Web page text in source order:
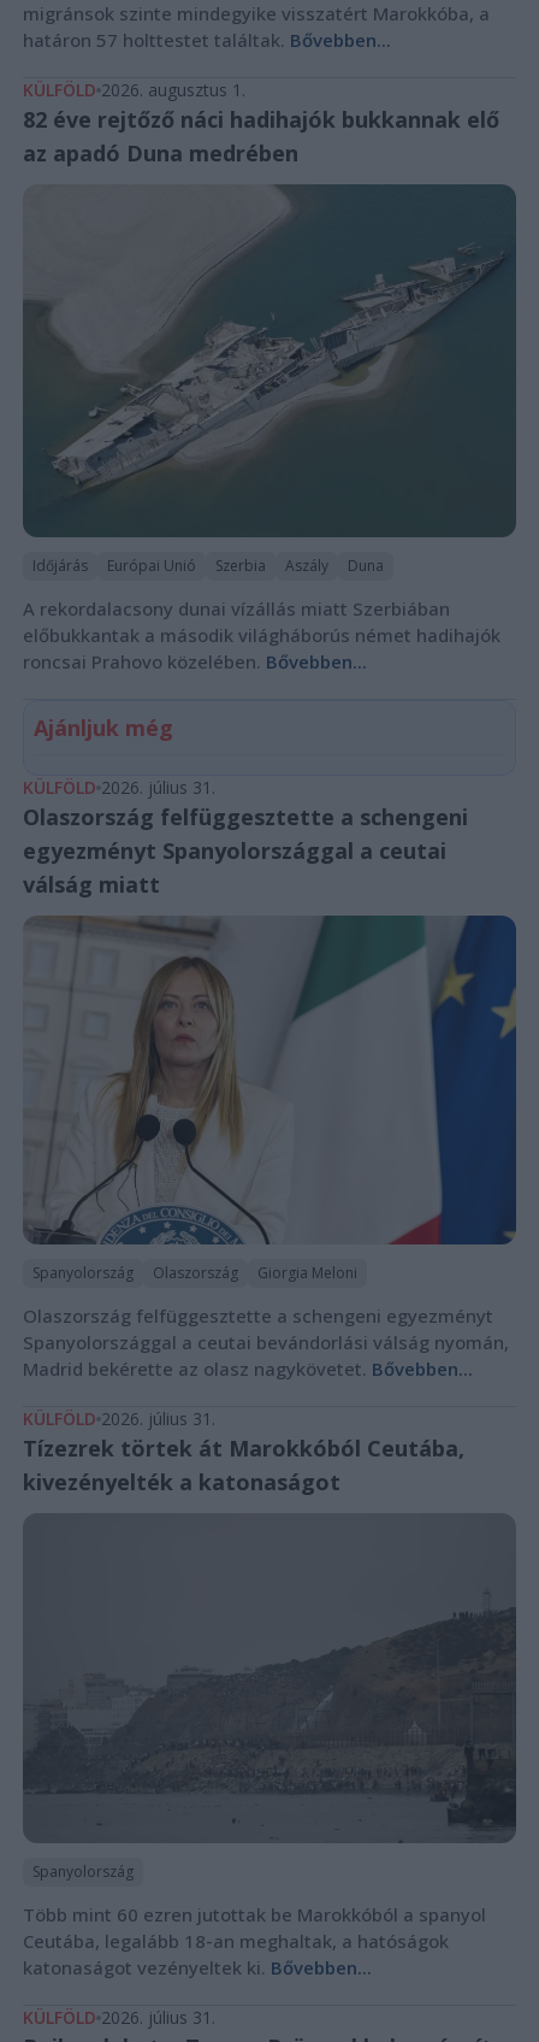
migránsok szinte mindegyike visszatért Marokkóba, a
határon 57 holttestet találtak. Bővebben...
KÜLFÖLD 2026. augusztus 1.
82 éve rejtőző náci hadihajók bukkannak elő
az apadó Duna medrében
Időjárás Európai Unió Szerbia Aszály Duna
A rekordalacsony dunai vízállás miatt Szerbiában
előbukkantak a második világháborús német hadihajók
roncsai Prahovo közelében. Bővebben...
Ajánljuk még
KÜLFÖLD 2026. július 31.
Olaszország felfüggesztette a schengeni
egyezményt Spanyolországgal a ceutai
válság miatt
Spanyolország Olaszország Giorgia Meloni
Olaszország felfüggesztette a schengeni egyezményt
Spanyolországgal a ceutai bevándorlási válság nyomán,
Madrid bekérette az olasz nagykövetet. Bővebben...
KÜLFÖLD 2026. július 31.
Tízezrek törtek át Marokkóból Ceutába,
kivezényelték a katonaságot
Spanyolország
Több mint 60 ezren jutottak be Marokkóból a spanyol
Ceutába, legalább 18-an meghaltak, a hatóságok
katonaságot vezényeltek ki. Bővebben...
KÜLFÖLD 2026. július 31.